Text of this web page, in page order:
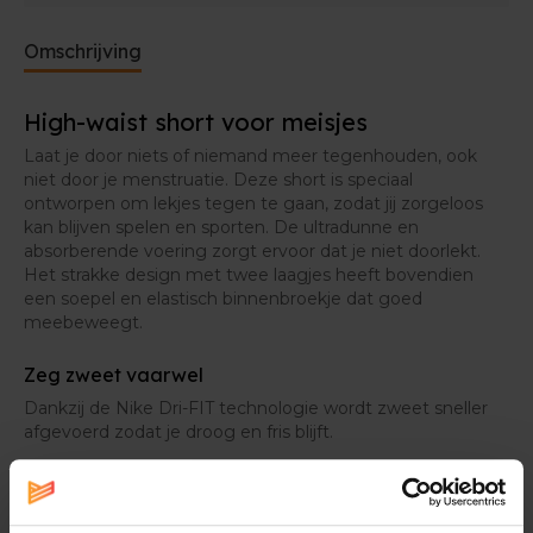
Omschrijving
High-waist short voor meisjes
Laat je door niets of niemand meer tegenhouden, ook
niet door je menstruatie. Deze short is speciaal
ontworpen om lekjes tegen te gaan, zodat jij zorgeloos
kan blijven spelen en sporten. De ultradunne en
absorberende voering zorgt ervoor dat je niet doorlekt.
Het strakke design met twee laagjes heeft bovendien
een soepel en elastisch binnenbroekje dat goed
meebeweegt.
Zeg zweet vaarwel
Dankzij de Nike Dri-FIT technologie wordt zweet sneller
afgevoerd zodat je droog en fris blijft.
Comfortabel sporten en spelen